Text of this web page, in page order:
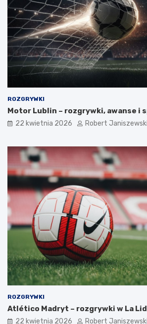
ROZGRYWKI
Motor Lublin – rozgrywki, awanse i
22 kwietnia 2026 Robert Janiszewski
ROZGRYWKI
Atlético Madryt – rozgrywki w La
22 kwietnia 2026 Robert Janiszewski